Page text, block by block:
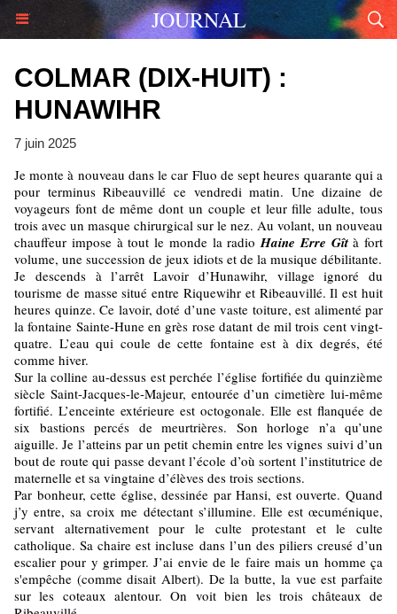
JOURNAL
COLMAR (DIX-HUIT) :
HUNAWIHR
7 juin 2025
Je monte à nouveau dans le car Fluo de sept heures quarante qui a
pour terminus Ribeauvillé ce vendredi matin. Une dizaine de
voyageurs font de même dont un couple et leur fille adulte, tous
trois avec un masque chirurgical sur le nez. Au volant, un nouveau
chauffeur impose à tout le monde la radioHaine Erre Gîtà fort
volume, une succession de jeux idiots et de la musique débilitante.
Je descends à l’arrêt Lavoir d’Hunawihr, village ignoré du
tourisme de masse situé entre Riquewihr et Ribeauvillé. Il est huit
heures quinze. Ce lavoir, doté d’une vaste toiture, est alimenté par
la fontaine Sainte-Hune en grès rose datant de mil trois cent vingt-
quatre. L’eau qui coule de cette fontaine est à dix degrés, été
comme hiver.
Sur la colline au-dessus est perchée l’église fortifiée du quinzième
siècle Saint-Jacques-le-Majeur, entourée d’un cimetière lui-même
fortifié. L’enceinte extérieure est octogonale. Elle est flanquée de
six bastions percés de meurtrières. Son horloge n’a qu’une
aiguille. Je l’atteins par un petit chemin entre les vignes suivi d’un
bout de route qui passe devant l’école d’où sortent l’institutrice de
maternelle et sa vingtaine d’élèves des trois sections.
Par bonheur, cette église, dessinée par Hansi, est ouverte. Quand
j’y entre, sa croix me détectant s’illumine. Elle est œcuménique,
servant alternativement pour le culte protestant et le culte
catholique. Sa chaire est incluse dans l’un des piliers creusé d’un
escalier pour y grimper. J’ai envie de le faire mais un homme ça
s'empêche (comme disait Albert). De la butte, la vue est parfaite
sur les coteaux alentour. On voit bien les trois châteaux de